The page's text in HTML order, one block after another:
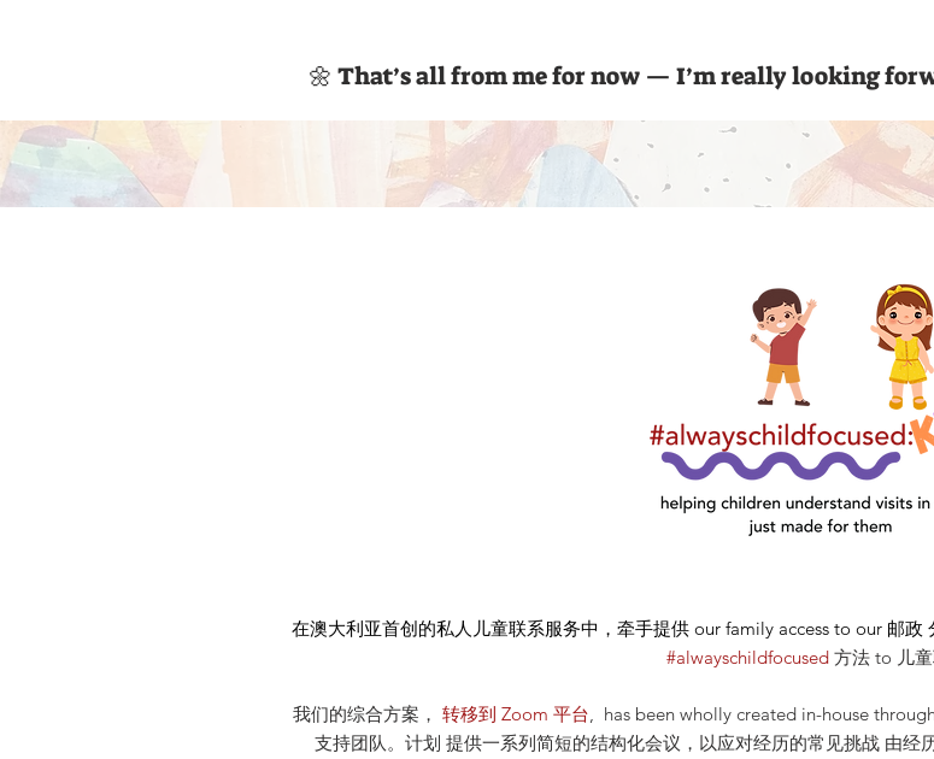
🌼 That’s all from me for now — I’m really looking
在澳大利亚首创的私人儿童联系服务中，牵手提供 our family access to our 邮政
#alwayschildfocused 方法 to 儿
我们的综合方案， 转移到 Zoom 平台, has been wholly created in-house
支持团队。计划 提供一系列简短的结构化会议，以应对经历的常见挑战 由经